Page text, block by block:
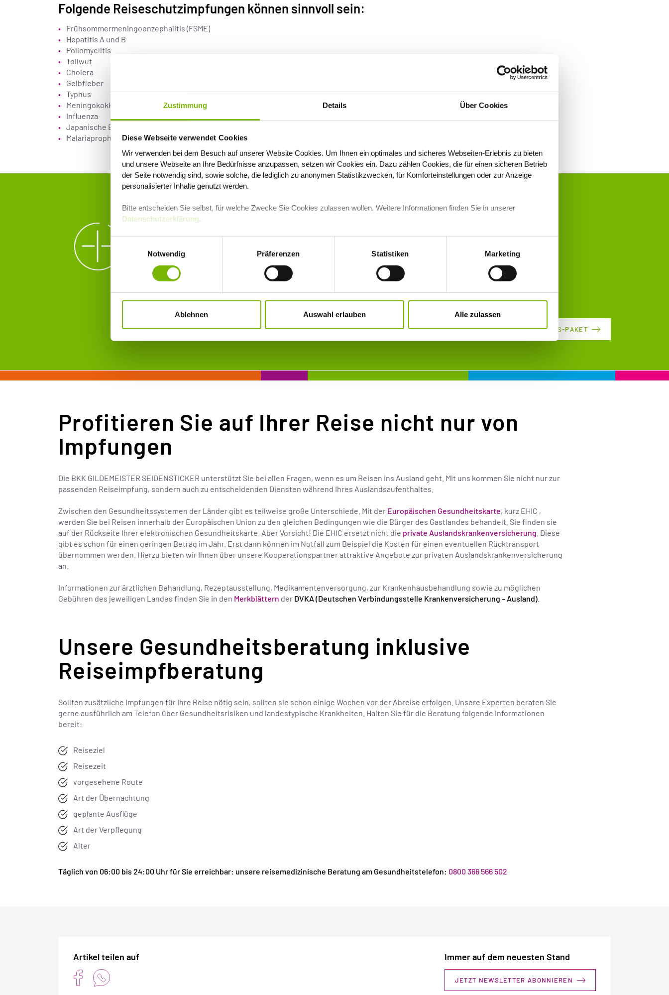
Zustimmung Details Über Cookies
Diese Webseite verwendet Cookies
Wir verwenden bei dem Besuch auf unserer Website Cookies. Um Ihnen ein optimales und sicheres Webseiten-Erlebnis zu bieten
und unsere Webseite an Ihre Bedürfnisse anzupassen, setzen wir Cookies ein. Dazu zählen Cookies, die für einen sicheren Betrieb
der Seite notwendig sind, sowie solche, die lediglich zu anonymen Statistikzwecken, für Komforteinstellungen oder zur Anzeige
personalisierter Inhalte genutzt werden.
Bitte entscheiden Sie selbst, für welche Zwecke Sie Cookies zulassen wollen. Weitere Informationen finden Sie in unserer
Datenschutzerklärung
Notwendig
Präferenzen Statistiken Marketing
Ablehnen Auswahl erlauben Alle zulassen
Folgende Reiseschutzimpfungen können sinnvoll sein:
Frühsommermeningoenzephalitis (FSME)
Hepatitis A und B
Poliomyelitis
Tollwut
Cholera
Gelbfieber
Typhus
Meningokokken-Infektionen
Influenza
Japanische Enzephalitis
Malariaprophylaxe
ZUSÄTZLICHE ANGEBOTE
250 Euro Vorteils-Paket
Für zusätzliche Impfungen und Reiseschutzimpfungen, die nicht über die
Gesundheitskarte abgerechnet werden, steht Ihnen Ihr persönliches
250 Euro
Vorteils-Paketzur Verfügung.
250 EURO VORTEILS-PAKET
Profitieren Sie auf Ihrer Reise nicht nur von
Impfungen
Die BKK GILDEMEISTER SEIDENSTICKER unterstützt Sie bei allen Fragen, wenn es um Reisen ins Ausland geht. Mit uns kommen Sie nicht nur zur
passenden Reiseimpfung, sondern auch zu entscheidenden Diensten während Ihres Auslandsaufenthaltes.
Zwischen den Gesundheitssystemen der Länder gibt es teilweise große Unterschiede. Mit der Europäischen Gesundheitskarte, kurz EHIC ,
werden Sie bei Reisen innerhalb der Europäischen Union zu den gleichen Bedingungen wie die Bürger des Gastlandes behandelt. Sie finden sie
auf der Rückseite Ihrer elektronischen Gesundheitskarte. Aber Vorsicht! Die EHIC ersetzt nicht die private Auslandskrankenversicherung . Diese
gibt es schon für einen geringen Betrag im Jahr. Erst dann können im Notfall zum Beispiel die Kosten für einen eventuellen Rücktransport
übernommen werden. Hierzu bieten wir Ihnen über unsere Kooperationspartner attraktive Angebote zur privaten Auslandskrankenversicherung
an.
Informationen zur ärztlichen Behandlung, Rezeptausstellung, Medikamentenversorgung, zur Krankenhausbehandlung sowie zu möglichen
Gebühren des jeweiligen Landes finden Sie in den Merkblättern der DVKA (Deutschen Verbindungsstelle Krankenversicherung – Ausland)
Unsere Gesundheitsberatung inklusive
Reiseimpfberatung
Sollten zusätzliche Impfungen für Ihre Reise nötig sein, sollten sie schon einige Wochen vor der Abreise erfolgen. Unsere Experten beraten Sie
gerne ausführlich am Telefon über Gesundheitsrisiken und landestypische Krankheiten. Halten Sie für die Beratung folgende Informationen
bereit:
Reiseziel
Reisezeit
vorgesehene Route
Art der Übernachtung
geplante Ausflüge
Art der Verpflegung
Alter
Täglich von 06:00 bis 24:00 Uhr für Sie erreichbar: unsere reisemedizinische Beratung am Gesundheitstelefon: 0800 366 566 502
Artikel teilen auf Immer auf dem neuesten Stand
JETZT NEWSLETTER ABONNIEREN